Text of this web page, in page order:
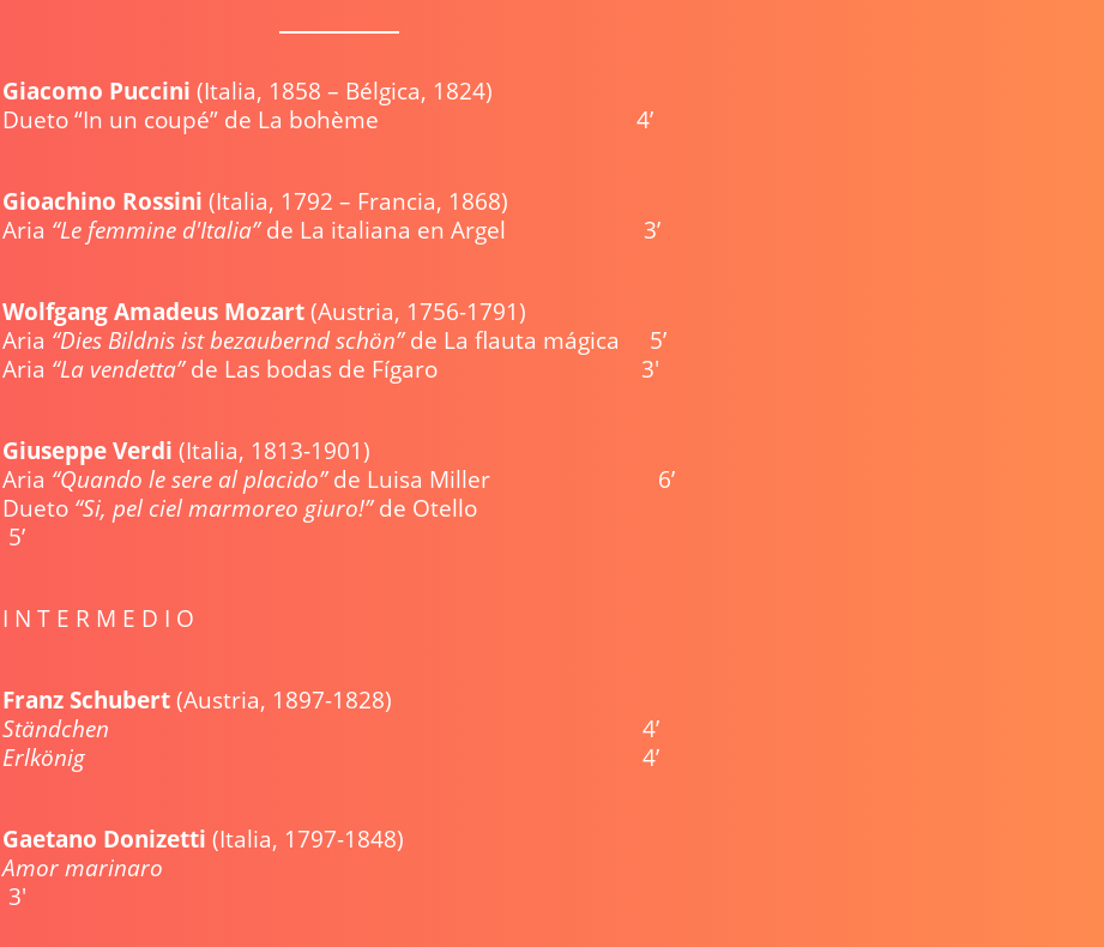
Giacomo Puccini (Italia, 1858 – Bélgica, 1824)
Dueto “In un coupé” de La bohème 4’
Gioachino Rossini (Italia, 1792 – Francia, 1868)
Aria “Le femmine d'Italia”de La italiana en Argel 3’
Wolfgang Amadeus Mozart(Austria, 1756-1791)
Aria “Dies Bildnis ist bezaubernd schön”de La flauta mágica 5’
Aria “La vendetta”de Las bodas de Fígaro 3'
Giuseppe Verdi (Italia, 1813-1901)
Aria “Quando le sere al placido”de Luisa Miller 6’
Dueto “Si, pel ciel marmoreo giuro!”de Otello
5’
I N T E R M E D I O
Franz Schubert(Austria, 1897-1828)
Ständchen 4’
Erlkönig 4’
Gaetano Donizetti (Italia, 1797-1848)
Amor marinaro
3'